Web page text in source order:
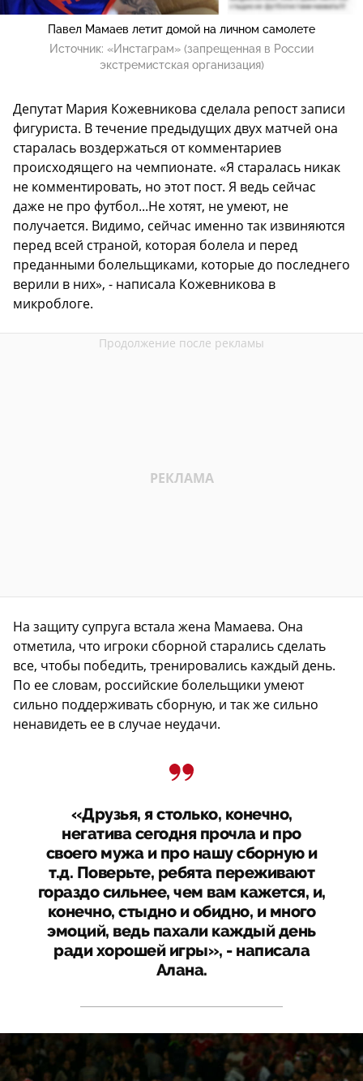
Павел Мамаев летит домой на личном самолете
Источник: «Инстаграм» (запрещенная в России
экстремистская организация)
Депутат Мария Кожевникова сделала репост записи
фигуриста. В течение предыдущих двух матчей она
старалась воздержаться от комментариев
происходящего на чемпионате. «Я старалась никак
не комментировать, но этот пост. Я ведь сейчас
даже не про футбол...Не хотят, не умеют, не
получается. Видимо, сейчас именно так извиняются
перед всей страной, которая болела и перед
преданными болельщиками, которые до последнего
верили в них», - написала Кожевникова в
микроблоге.
На защиту супруга встала жена Мамаева. Она
отметила, что игроки сборной старались сделать
все, чтобы победить, тренировались каждый день.
По ее словам, российские болельщики умеют
сильно поддерживать сборную, и так же сильно
ненавидеть ее в случае неудачи.
«Друзья, я столько, конечно,
негатива сегодня прочла и про
своего мужа и про нашу сборную и
т.д. Поверьте, ребята переживают
гораздо сильнее, чем вам кажется, и,
конечно, стыдно и обидно, и много
эмоций, ведь пахали каждый день
ради хорошей игры», - написала
Алана.